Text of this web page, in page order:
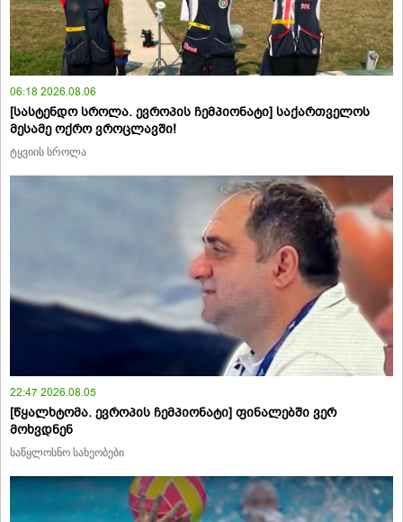
06:18 2026.08.06
[სასტენდო სროლა. ევროპის ჩემპიონატი] საქართველოს
მესამე ოქრო ვროცლავში!
ტყვიის სროლა
22:47 2026.08.05
[წყალხტომა. ევროპის ჩემპიონატი] ფინალებში ვერ
მოხვდნენ
საწყლოსნო სახეობები